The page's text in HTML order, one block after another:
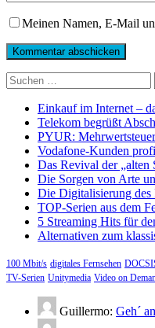
Meinen Namen, E-Mail
Suchen
nach:
Einkauf im Internet –
Telekom begrüßt
PYUR:
Vodafone-Kunden
Das Revival der „alten
Die Sorgen von Arte
Die Digitalisierung des
TOP-Serien aus dem
5 Streaming Hits für
Alternativen zum
100 Mbit/s digitales Fernsehen
TV-Serien Unitymedia Video on
Guillermo: Geh´